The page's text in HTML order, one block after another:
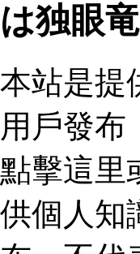
は独眼
本站是提
用戶發布
點擊這里
供個人知